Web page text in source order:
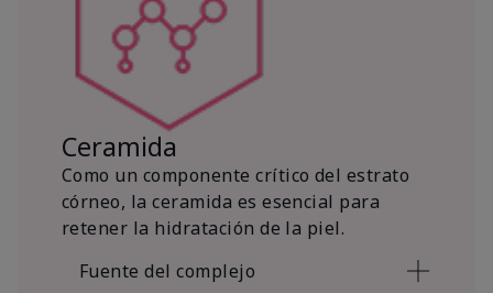
Ceramida
Como un componente crítico del estrato
córneo, la ceramida es esencial para
retener la hidratación de la piel.
Fuente del complejo